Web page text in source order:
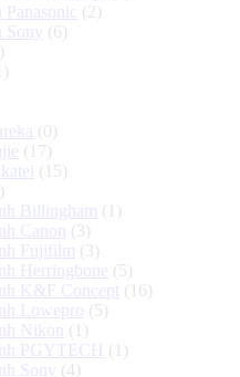
(2)
Sony (6)
(0)
(17)
(15)
Billingham (1)
Canon
(3)
Fujifilm (3)
Herringbone (5)
K&F Concept (16)
Lowepro (5)
Nikon
(1)
PGYTECH
(1)
Sony (4)